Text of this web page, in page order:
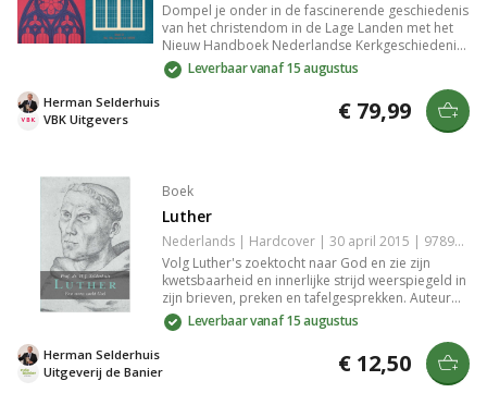
Dompel je onder in de fascinerende geschiedenis
van het christendom in de Lage Landen met het
Nieuw Handboek Nederlandse Kerkgeschiedenis.
Dit volledig geactualiseerde standaardwerk biedt
een uitgebreid overzicht tot 2020, met
inzichtelijke analyses van maatschappelijke,
culturele en kerkelijke ontwikkelingen,
Leverbaar vanaf 15 augustus
VBK Uitgevers
Herman Selderhuis € 79,99
Boek
Luther
Nederlands | Hardcover | 30 april 2015 | 9789462786424
Volg Luther's zoektocht naar God en zie zijn
kwetsbaarheid en innerlijke strijd weerspiegeld in
zijn brieven, preken en tafelgesprekken. Auteur
Selderhuis brengt de menselijke kant van Luther
tot leven door een intieme blik op de man die
Leverbaar vanaf 15 augustus
Uitgeverij de Banier
Herman Selderhuis € 12,50